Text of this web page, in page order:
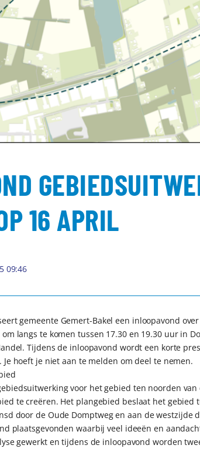
16 APRIL
09:46
gemeente Gemert-Bakel een inloopavond
langs te komen tussen 17.30 en 19.30 uur in
Tijdens de inloopavond wordt een korte
hoeft je niet aan te melden om deel te nemen.
voor het gebied ten noorden
te creëren. Het plangebied beslaat het gebied
door de Oude Domptweg en aan de westzijde
plaatsgevonden waarbij veel ideeën en
gewerkt en tijdens de inloopavond worden